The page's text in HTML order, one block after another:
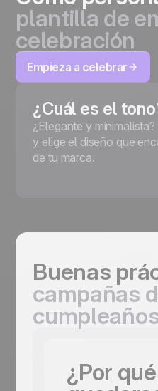
plantilla de
celebración
Empieza a celebrar
¿Cuál es el
¿Elegante y
y elige el diseño que
de tu marca.
Buenas
campañas
¿Por qué